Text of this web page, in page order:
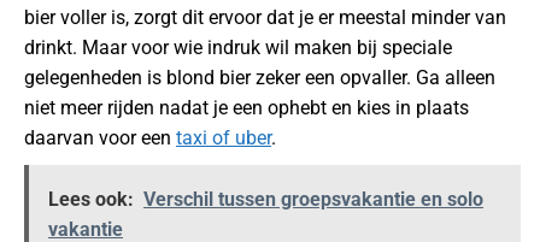
bier voller is, zorgt dit ervoor dat je er meestal minder van
drinkt. Maar voor wie indruk wil maken bij speciale
gelegenheden is blond bier zeker een opvaller. Ga alleen
niet meer rijden nadat je een ophebt en kies in plaats
daarvan voor een taxi of uber.
Lees ook: Verschil tussen groepsvakantie en solo
vakantie